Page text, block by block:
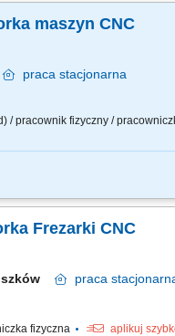
maszyn CNC
praca stacjonarna
/ pracownik fizyczny /
na stanowisku produkcyjnym
Frezarki CNC
praca
fizyczna aplikuj